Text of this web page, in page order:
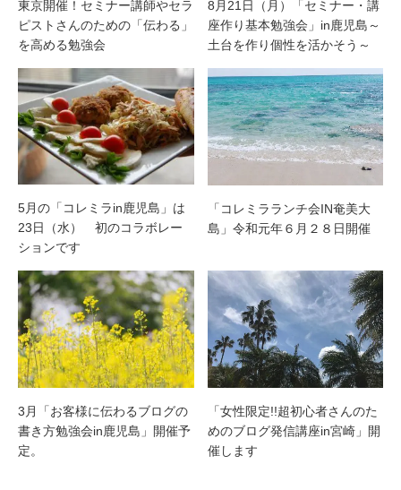
東京開催！セミナー講師やセラ
ピストさんのための「伝わる」
を高める勉強会
8月21日（月）「セミナー・講
座作り基本勉強会」in鹿児島～
土台を作り個性を活かそう～
5月の「コレミラin鹿児島」は
23日（水） 初のコラボレー
ションです
「コレミラランチ会IN奄美大
島」令和元年６月２８日開催
3月「お客様に伝わるブログの
書き方勉強会in鹿児島」開催予
定。
「女性限定!!超初心者さんのた
めのブログ発信講座in宮崎」開
催します